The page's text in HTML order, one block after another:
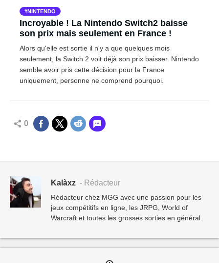
NINTENDO
Incroyable ! La Nintendo Switch2 baisse
son prix mais seulement en France !
Alors qu'elle est sortie il n'y a que quelques mois
seulement, la Switch 2 voit déjà son prix baisser. Nintendo
semble avoir pris cette décision pour la France
uniquement, personne ne comprend pourquoi.
0
Kalàxz - Rédacteur
Rédacteur chez MGG avec une passion pour les
jeux compétitifs en ligne, les JRPG, World of
Warcraft et toutes les grosses sorties en général.